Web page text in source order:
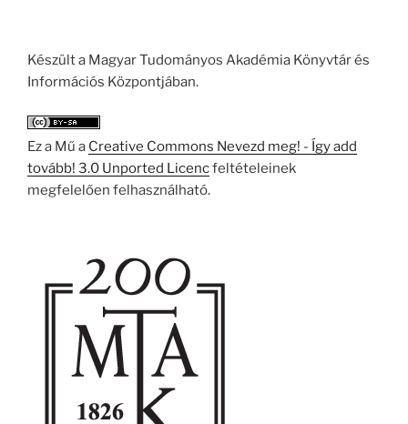
Készült a Magyar Tudományos Akadémia Könyvtár és
Információs Központjában.
Ez a Mű a Creative Commons Nevezd meg! - Így add
tovább! 3.0 Unported Licencfeltételeinek
megfelelően felhasználható.